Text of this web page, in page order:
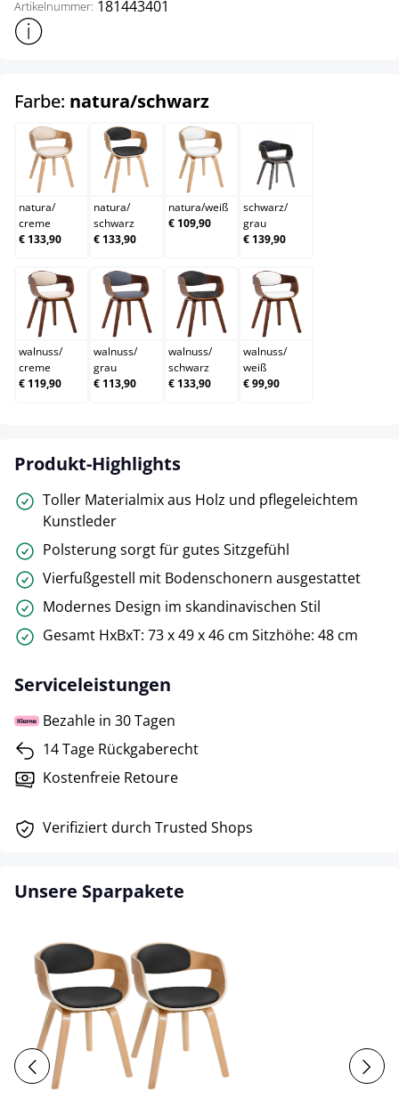
Artikelnummer: 181443401
Weitere Produktinformationen anzeigen
Farbe: natura/schwarzauswählen
natura/creme
natura/
creme
€ 133,90
natura/schwarz
natura/
schwarz
€ 133,90
natura/weiß
natura/weiß
€ 109,90
schwarz/grau
schwarz/
grau
€ 139,90
walnuss/creme
walnuss/
creme
€ 119,90
walnuss/grau
walnuss/
grau
€ 113,90
walnuss/schwarz
walnuss/
schwarz
€ 133,90
walnuss/weiß
walnuss/
weiß
€ 99,90
Produkt-Highlights
Toller Materialmix aus Holz und pflegeleichtem
Kunstleder
Polsterung sorgt für gutes Sitzgefühl
Vierfußgestell mit Bodenschonern ausgestattet
Modernes Design im skandinavischen Stil
Gesamt HxBxT: 73 x 49 x 46 cm Sitzhöhe: 48 cm
Serviceleistungen
Bezahle in 30 Tagen
14 Tage Rückgaberecht
Kostenfreie Retoure
Verifiziert durch Trusted Shops
Unsere Sparpakete